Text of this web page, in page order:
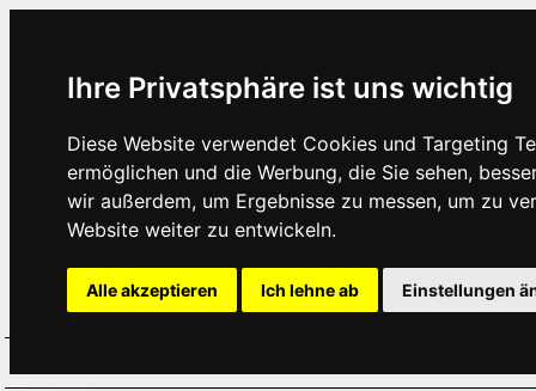
Ihre Privatsphäre ist uns wichtig
Diese Website verwendet Cookies und Targeting
ermöglichen und die Werbung, die Sie sehen,
wir außerdem, um Ergebnisse zu messen, um zu
Website weiter zu entwickeln.
Alle akzeptieren Ich lehne ab Einstellungen